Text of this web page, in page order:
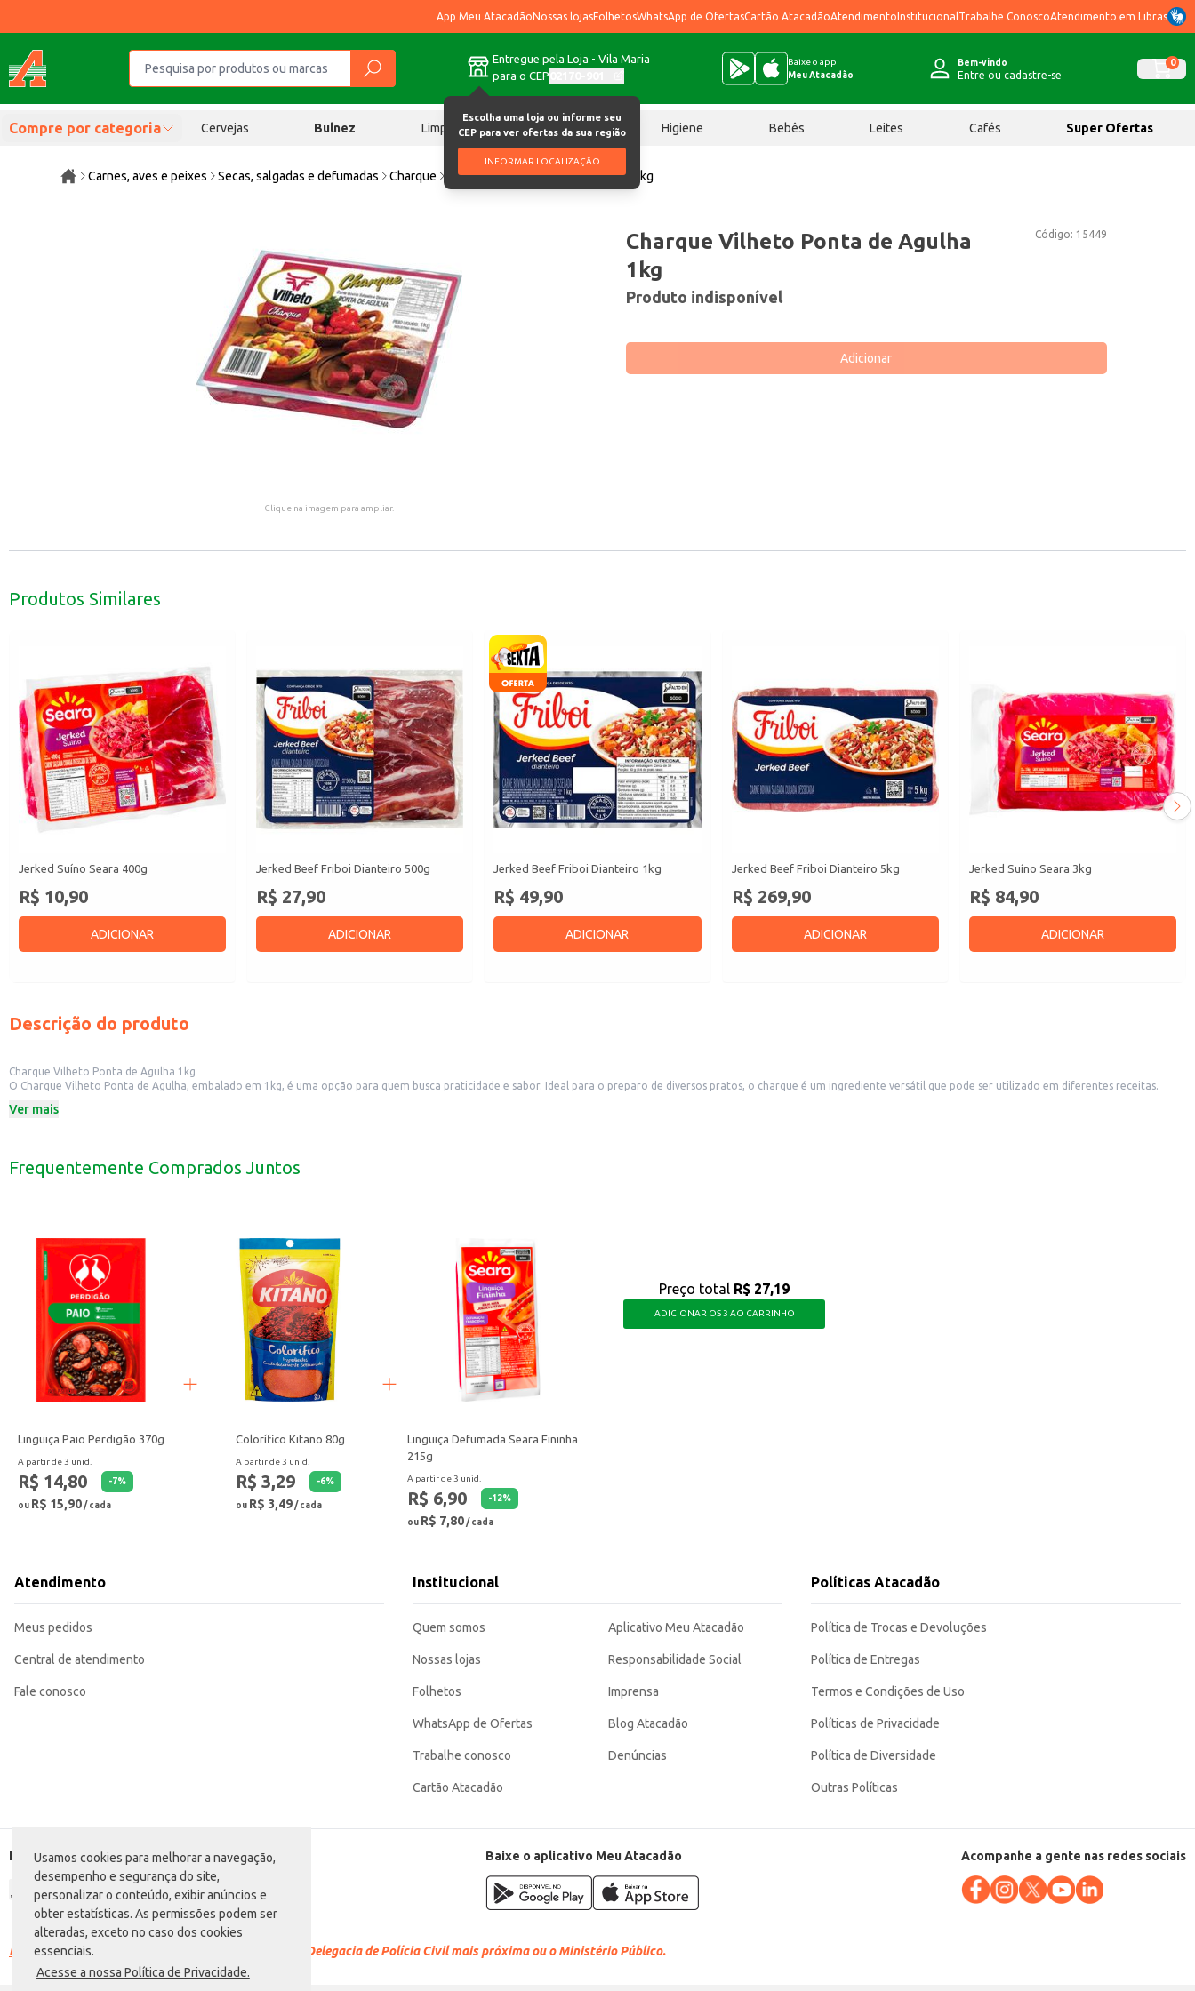
Usamos cookies para melhorar a navegação,
desempenho e segurança do site,
personalizar o conteúdo, exibir anúncios e
obter estatísticas. As permissões podem ser
alteradas, exceto no caso dos cookies
essenciais.
Acesse a nossa Política de Privacidade.
App Meu AtacadãoNossas lojasFolhetosWhatsApp de OfertasCartão AtacadãoAtendimentoInstitucional Trabalhe ConoscoAtendimento em Libras
Entregue pela Loja - Vila Maria
para o CEP
Escolha uma loja ou informe seu
CEP para ver ofertas da sua região
INFORMAR LOCALIZAÇÃO
Baixe o app
Meu Atacadão
Bem-vindo
Entre ou cadastre-se
0
Compre por categoria Cervejas Bulnez Limpeza Chocolates Higiene Bebês Leites Cafés Super Ofertas
Carnes, aves e peixes Secas, salgadas e defumadas Charque Charque Vilheto Ponta de Agulha 1kg
Clique na imagem para ampliar.
Código: 15449
Charque Vilheto Ponta de Agulha
1kg
Produto indisponível
Adicionar
Produtos Similares
Jerked Suíno Seara 400g
R$ 10,90
ADICIONAR
Jerked Beef Friboi Dianteiro 500g
R$ 27,90
ADICIONAR
Jerked Beef Friboi Dianteiro 1kg
R$ 49,90
ADICIONAR
Jerked Beef Friboi Dianteiro 5kg
R$ 269,90
ADICIONAR
Jerked Suíno Seara 3kg
R$ 84,90
ADICIONAR
Descrição do produto
Charque Vilheto Ponta de Agulha 1kg
O Charque Vilheto Ponta de Agulha, embalado em 1kg, é uma opção para quem busca praticidade e sabor. Ideal para o preparo de diversos pratos, o charque é um ingrediente versátil que pode ser utilizado em diferentes receitas.
Perfeito para o preparo da tradicional carne de sol.
O Charque Vilheto Ponta de Agulha é uma escolha para quem busca um produto com sabor característico e que pode ser utilizado em diversas receitas, agregando valor e praticidade à sua cozinha.
Ver mais
Frequentemente Comprados Juntos
Linguiça Paio Perdigão 370g
A partir de 3 unid.
R$ 14,80 -7%
ou R$ 15,90 / cada
Colorífico Kitano 80g
A partir de 3 unid.
R$ 3,29 -6%
ou R$ 3,49 / cada
Linguiça Defumada Seara Fininha
215g
A partir de 3 unid.
R$ 6,90 -12%
ou R$ 7,80/ cada
Preço total R$ 27,19
ADICIONAR OS 3 AO CARRINHO
Atendimento
Meus pedidos
Central de atendimento
Fale conosco
Institucional
Quem somos
Nossas lojas
Folhetos
WhatsApp de Ofertas
Trabalhe conosco
Cartão Atacadão
Aplicativo Meu Atacadão
Responsabilidade Social
Imprensa
Blog Atacadão
Denúncias
Políticas Atacadão
Política de Trocas e Devoluções
Política de Entregas
Termos e Condições de Uso
Políticas de Privacidade
Política de Diversidade
Outras Políticas
Formas de pagamento Baixe o aplicativo Meu Atacadão Acompanhe a gente nas redes sociais
Racismo é crime. Denuncie. Disque 100 ou procure a Delegacia de Polícia Civil mais próxima ou o Ministério Público.